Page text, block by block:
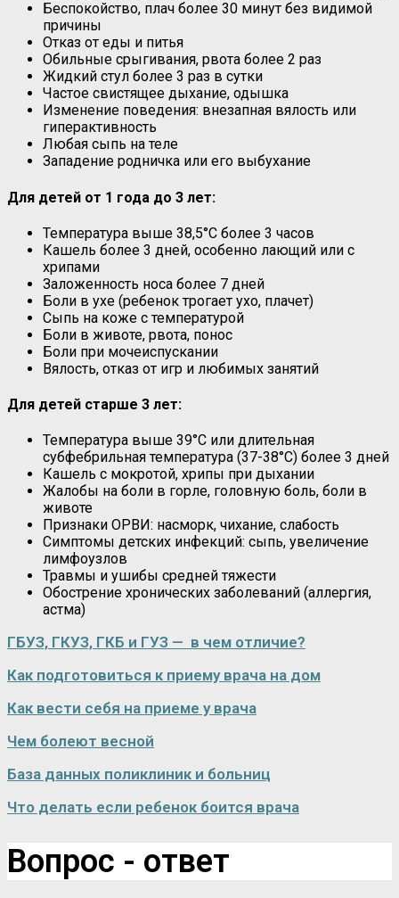
Беспокойство, плач более 30 минут без видимой
причины
Отказ от еды и питья
Обильные срыгивания, рвота более 2 раз
Жидкий стул более 3 раз в сутки
Частое свистящее дыхание, одышка
Изменение поведения: внезапная вялость или
гиперактивность
Любая сыпь на теле
Западение родничка или его выбухание
Для детей от 1 года до 3 лет:
Температура выше 38,5°C более 3 часов
Кашель более 3 дней, особенно лающий или с
хрипами
Заложенность носа более 7 дней
Боли в ухе (ребенок трогает ухо, плачет)
Сыпь на коже с температурой
Боли в животе, рвота, понос
Боли при мочеиспускании
Вялость, отказ от игр и любимых занятий
Для детей старше 3 лет:
Температура выше 39°C или длительная
субфебрильная температура (37-38°C) более 3 дней
Кашель с мокротой, хрипы при дыхании
Жалобы на боли в горле, головную боль, боли в
животе
Признаки ОРВИ: насморк, чихание, слабость
Симптомы детских инфекций: сыпь, увеличение
лимфоузлов
Травмы и ушибы средней тяжести
Обострение хронических заболеваний (аллергия,
астма)
ГБУЗ, ГКУЗ, ГКБ и ГУЗ — в чем отличие?
Как подготовиться к приему врача на дом
Как вести себя на приеме у врача
Чем болеют весной
База данных поликлиник и больниц
Что делать если ребенок боится врача
Вопрос - ответ